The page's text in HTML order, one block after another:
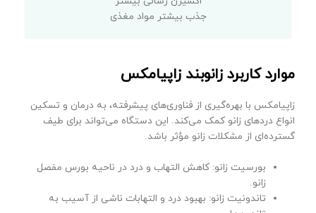
جذب بیشتر مواد مغذی
موارد کاربرد زانوبند زاپیامکس
زاپیامکس با بهره‌گیری از فناوری‌های پیشرفته، به درمان و تسکین
انواع دردهای زانو کمک می‌کند. این دستگاه می‌تواند برای طیف
گسترده‌ای از مشکلات زانو مؤثر باشد.
بورسیت زانو: کاهش التهاب و درد در ناحیه بورس مفصل
زانو.
تاندونیت زانو: بهبود درد و التهابات ناشی از آسیب به